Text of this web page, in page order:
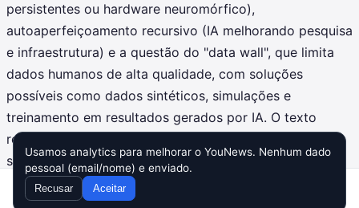
persistentes ou hardware neuromórfico),
autoaperfeiçoamento recursivo (IA melhorando pesquisa
e infraestrutura) e a questão do "data wall", que limita
dados humanos de alta qualidade, com soluções
possíveis como dados sintéticos, simulações e
treinamento em resultados gerados por IA. O texto
ressalta riscos e incertezas, exigindo políticas públicas,
segurança e debate mundial urgente.
Usamos analytics para melhorar o YouNews. Nenhum dado
pessoal (email/nome) e enviado.
Recusar Aceitar